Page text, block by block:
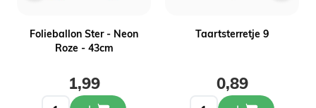
Folieballon Ster - Neon
Roze - 43cm
1,99
Taartsterretje 9
0,89